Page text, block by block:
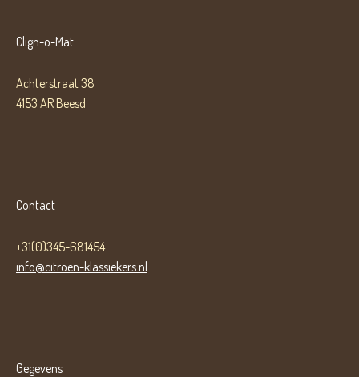
Clign-o-Mat
Achterstraat 38
4153 AR Beesd
Contact
+31(0)345-681454
info@citroen-klassiekers.nl
Gegevens